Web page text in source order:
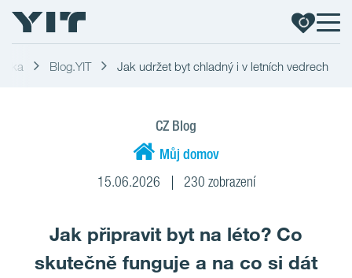
Blog.YIT Jak udržet byt chladný i v letních vedrech
CZ Blog
Můj domov
15.06.2026 230 zobrazení
Jak připravit byt na léto? Co
skutečně funguje a na co si dát